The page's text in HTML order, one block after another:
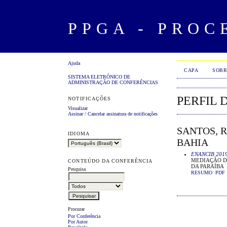
PPGA -
Ajuda
SISTEMA ELETRÔNICO DE
ADMINISTRAÇÃO DE CONFERÊNCIAS
NOTIFICAÇÕES
Visualizar
Assinar/Cancelar assinatura de notificações
IDIOMA
CONTEÚDO DA CONFERÊNCIA
Pesquisa
Procurar
Por Conferência
Por Autor
CAPA
PERFIL
SANTOS,
BAHIA
ENANCIB
MEDIAÇÃO
DA PARAÍBA
RESUMO PDF